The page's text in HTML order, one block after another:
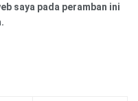
saya pada peramban ini